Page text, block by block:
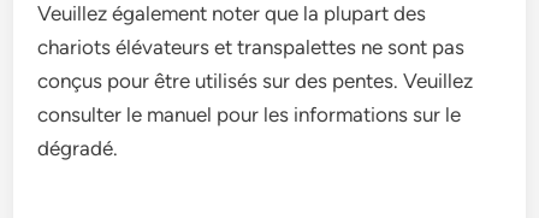
Veuillez également noter que la plupart des
chariots élévateurs et transpalettes ne sont pas
conçus pour être utilisés sur des pentes. Veuillez
consulter le manuel pour les informations sur le
dégradé.